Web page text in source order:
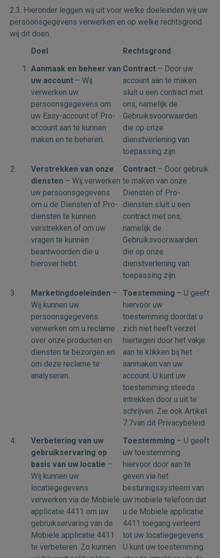
2.3. Hieronder leggen wij uit voor welke doeleinden wij uw
persoonsgegevens verwerken en op welke rechtsgrond
wij dit doen.
Doel
Rechtsgrond
Aanmaak en beheer van
uw account – Wij
verwerken uw
persoonsgegevens om
uw Easy-account of Pro-
account aan te kunnen
maken en te beheren.
Contract – Door uw
account aan te maken
sluit u een contract met
ons, namelijk de
Gebruiksvoorwaarden
die op onze
dienstverlening van
toepassing zijn.
2.
Verstrekken van onze
diensten – Wij verwerken
uw persoonsgegevens
om u de Diensten of Pro-
diensten te kunnen
verstrekken of om uw
vragen te kunnen
beantwoorden die u
hierover hebt.
Contract – Door gebruik
te maken van onze
Diensten of Pro-
diensten sluit u een
contract met ons,
namelijk de
Gebruiksvoorwaarden
die op onze
dienstverlening van
toepassing zijn.
3.
Marketingdoeleinden –
Wij kunnen uw
persoonsgegevens
verwerken om u reclame
over onze producten en
diensten te bezorgen en
om deze reclame te
analyseren.
Toestemming – U geeft
hiervoor uw
toestemming doordat u
zich niet heeft verzet
hiertegen door het vakje
aan te klikken bij het
aanmaken van uw
account. U kunt uw
toestemming steeds
intrekken door u uit te
schrijven. Zie ook Artikel
7.7van dit Privacybeleid.
4.
Verbetering van uw
gebruikservaring op
basis van uw locatie –
Wij kunnen uw
locatiegegevens
verwerken via de Mobiele
applicatie 4411 om uw
gebruikservaring van de
Mobiele applicatie 4411
te verbeteren. Zo kunnen
Toestemming – U geeft
uw toestemming
hiervoor door aan te
geven via het
besturingssysteem van
uw mobiele telefoon dat
u de Mobiele applicatie
4411 toegang verleent
tot uw locatiegegevens.
U kunt uw toestemming